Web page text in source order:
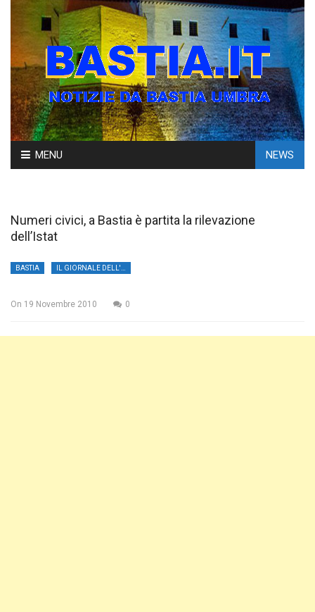
Skip
to
MENU NEWS
Numeri civici, a Bastia è partita la rilevazione
dell’Istat
BASTIA
On 19 Novembre 2010 0